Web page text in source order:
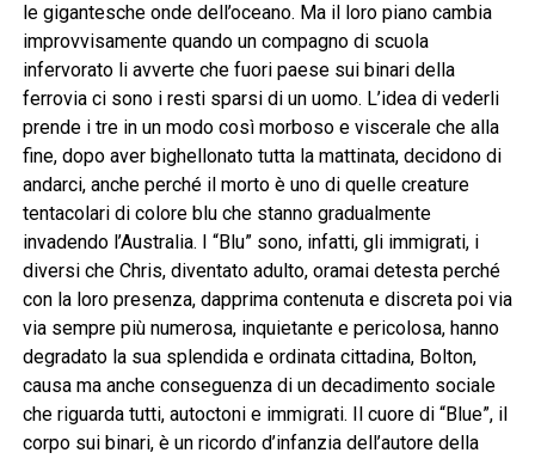
le gigantesche onde dell’oceano. Ma il loro piano cambia
improvvisamente quando un compagno di scuola
infervorato li avverte che fuori paese sui binari della
ferrovia ci sono i resti sparsi di un uomo. L’idea di vederli
prende i tre in un modo così morboso e viscerale che alla
fine, dopo aver bighellonato tutta la mattinata, decidono di
andarci, anche perché il morto è uno di quelle creature
tentacolari di colore blu che stanno gradualmente
invadendo l’Australia. I “Blu” sono, infatti, gli immigrati, i
diversi che Chris, diventato adulto, oramai detesta perché
con la loro presenza, dapprima contenuta e discreta poi via
via sempre più numerosa, inquietante e pericolosa, hanno
degradato la sua splendida e ordinata cittadina, Bolton,
causa ma anche conseguenza di un decadimento sociale
che riguarda tutti, autoctoni e immigrati. Il cuore di “Blue”, il
corpo sui binari, è un ricordo d’infanzia dell’autore della